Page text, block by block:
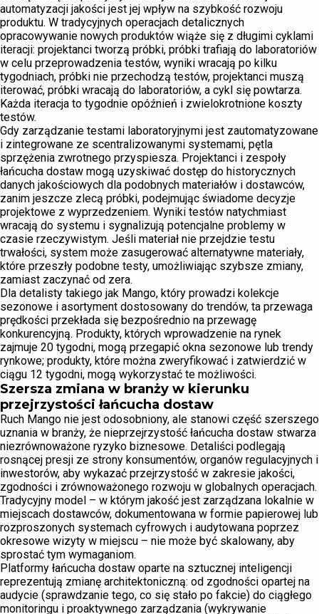
automatyzacji jakości jest jej wpływ na szybkość rozwoju
produktu. W tradycyjnych operacjach detalicznych
opracowywanie nowych produktów wiąże się z długimi cyklami
iteracji: projektanci tworzą próbki, próbki trafiają do laboratoriów
w celu przeprowadzenia testów, wyniki wracają po kilku
tygodniach, próbki nie przechodzą testów, projektanci muszą
iterować, próbki wracają do laboratoriów, a cykl się powtarza.
Każda iteracja to tygodnie opóźnień i zwielokrotnione koszty
testów.
Gdy zarządzanie testami laboratoryjnymi jest zautomatyzowane
i zintegrowane ze scentralizowanymi systemami, pętla
sprzężenia zwrotnego przyspiesza. Projektanci i zespoły
łańcucha dostaw mogą uzyskiwać dostęp do historycznych
danych jakościowych dla podobnych materiałów i dostawców,
zanim jeszcze zlecą próbki, podejmując świadome decyzje
projektowe z wyprzedzeniem. Wyniki testów natychmiast
wracają do systemu i sygnalizują potencjalne problemy w
czasie rzeczywistym. Jeśli materiał nie przejdzie testu
trwałości, system może zasugerować alternatywne materiały,
które przeszły podobne testy, umożliwiając szybsze zmiany,
zamiast zaczynać od zera.
Dla detalisty takiego jak Mango, który prowadzi kolekcje
sezonowe i asortyment dostosowany do trendów, ta przewaga
prędkości przekłada się bezpośrednio na przewagę
konkurencyjną. Produkty, których wprowadzenie na rynek
zajmuje 20 tygodni, mogą przegapić okna sezonowe lub trendy
rynkowe; produkty, które można zweryfikować i zatwierdzić w
ciągu 12 tygodni, mogą wykorzystać te możliwości.
Szersza zmiana w branży w kierunku
przejrzystości łańcucha dostaw
Ruch Mango nie jest odosobniony, ale stanowi część szerszego
uznania w branży, że nieprzejrzystość łańcucha dostaw stwarza
niezrównoważone ryzyko biznesowe. Detaliści podlegają
rosnącej presji ze strony konsumentów, organów regulacyjnych i
inwestorów, aby wykazać przejrzystość w zakresie jakości,
zgodności i zrównoważonego rozwoju w globalnych operacjach.
Tradycyjny model – w którym jakość jest zarządzana lokalnie w
miejscach dostawców, dokumentowana w formie papierowej lub
rozproszonych systemach cyfrowych i audytowana poprzez
okresowe wizyty w miejscu – nie może być skalowany, aby
sprostać tym wymaganiom.
Platformy łańcucha dostaw oparte na sztucznej inteligencji
reprezentują zmianę architektoniczną: od zgodności opartej na
audycie (sprawdzanie tego, co się stało po fakcie) do ciągłego
monitoringu i proaktywnego zarządzania (wykrywanie